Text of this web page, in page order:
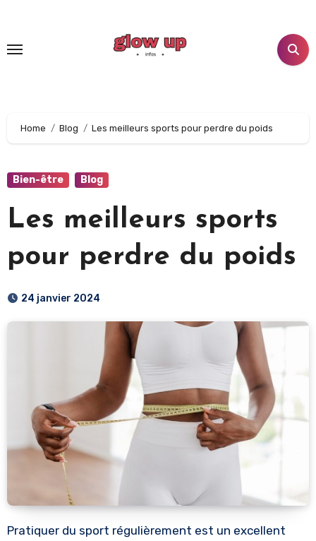
contenu
Home Blog Les meilleurs sports pour perdre du poids
Bien-être Blog
Les meilleurs sports
pour perdre du poids
24 janvier 2024
Pratiquer du sport régulièrement est un excellent